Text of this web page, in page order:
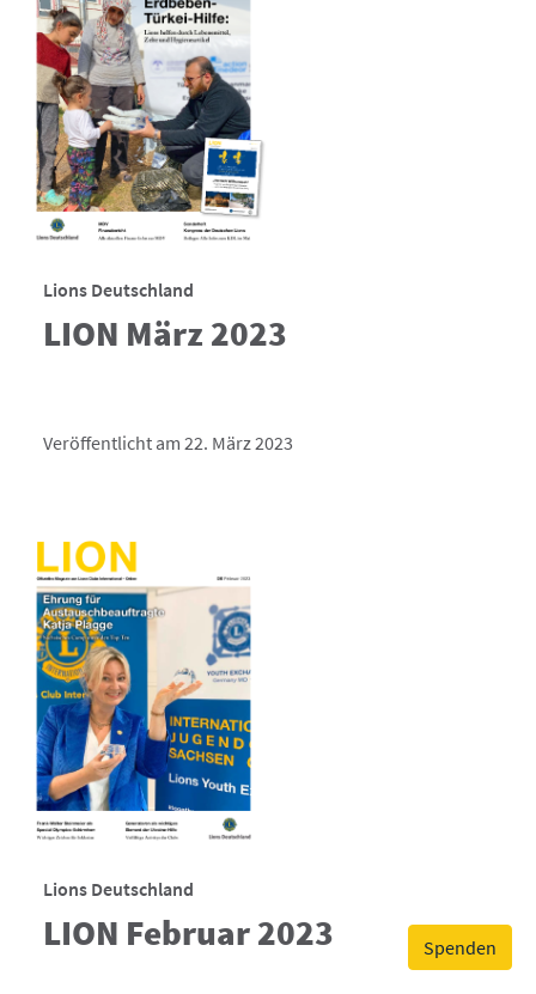
Spenden
Lions Deutschland
LION März 2023
Veröffentlicht am 22. März 2023
Lions Deutschland
LION Februar 2023